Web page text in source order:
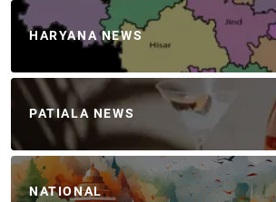
HARYANA NEWS
PATIALA NEWS
NATIONAL